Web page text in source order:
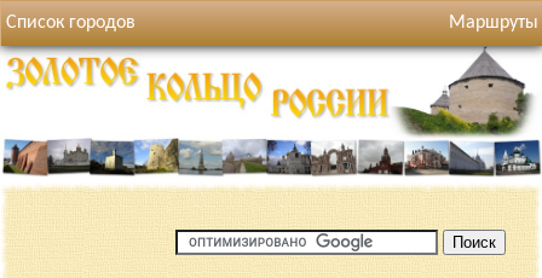
Список городов Маршруты